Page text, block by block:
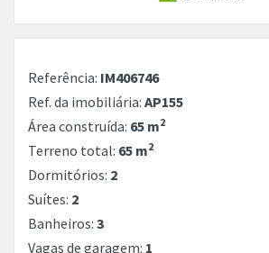
Referência: IM406746
Ref. da imobiliária: AP155
Área construída: 65 m2
Terreno total: 65 m2
Dormitórios: 2
Suítes: 2
Banheiros: 3
Vagas de garagem: 1